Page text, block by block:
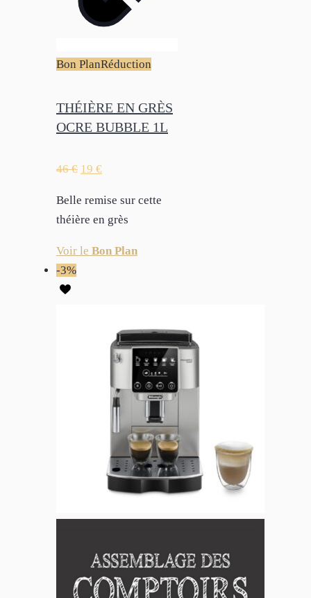
Bon PlanRéduction
THÉIÈRE EN GRÈS
OCRE BUBBLE 1L
46€ 19 €
Belle remise sur cette
théière en grès
Voir le Bon Plan
-3%